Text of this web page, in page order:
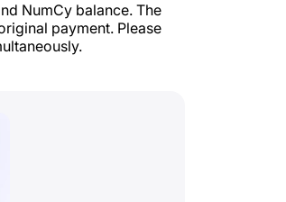
NumCy balance. The
payment. Please